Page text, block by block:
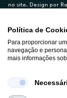
no site. Design por
Ex. para limite de
14,79%.
Crédito sujeito a
Finance, S.A.,
A Rádio Popular –
intermediário de
BdP 2314.)
Política de
Para proporcionar
navegação e
mais informações